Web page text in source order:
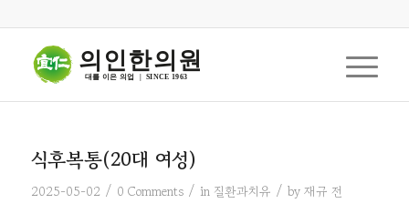
의인한의원
대를 이은 의업  |  SINCE 1963
식후복통(20대 여성)
2025-05-02 / 0 Comments / in 질환과치유 / by 재규 전